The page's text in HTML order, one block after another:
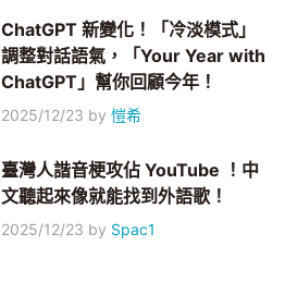
ChatGPT 新變化！「冷淡模式」
調整對話語氣，「Your Year with
ChatGPT」幫你回顧今年！
2025/12/23 by愷希
臺灣人諧音梗攻佔 YouTube ！中
文聽起來像就能找到外語歌！
2025/12/23 by Spac1